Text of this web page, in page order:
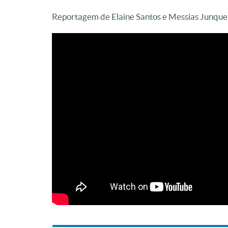
Reportagem de Elaine Santos e Messias